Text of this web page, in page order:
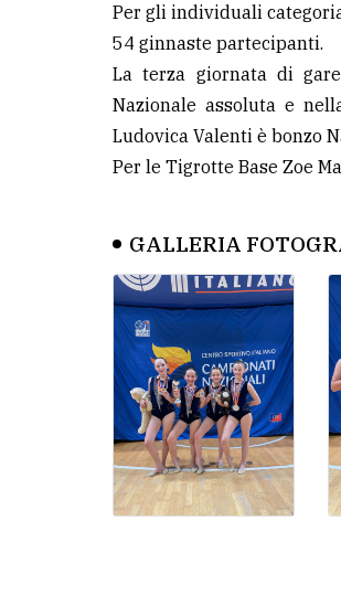
Per gli individuali
54 ginnaste partecipanti.
La terza giornata di
Nazionale assoluta e
Ludovica Valenti è bonzo
Per le Tigrotte Base Zoe
GALLERIA